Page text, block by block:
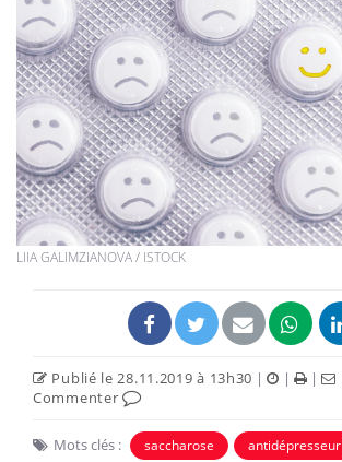
LIIA GALIMZIANOVA / ISTOCK
Publié le 28.11.2019 à 13h30 | | |
Commenter
Mots clés : saccharose antidépresseur